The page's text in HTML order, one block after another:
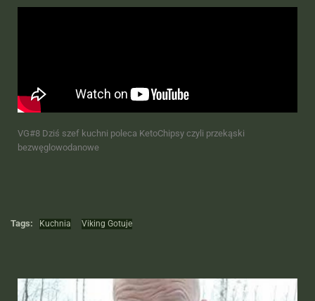
VG#8 Dziś szef kuchni poleca KetoChipsy czyli przekąski
bezwęglowodanowe
Tags: Kuchnia Viking Gotuje